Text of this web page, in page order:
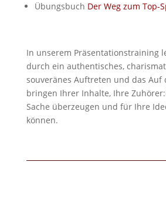
Übungsbuch Der Weg zum Top-
In unserem Präsentationstraining
durch ein authentisches,
souveränes Auftreten und das Auf
bringen Ihrer Inhalte, Ihre
Sache überzeugen und für Ihre
können.